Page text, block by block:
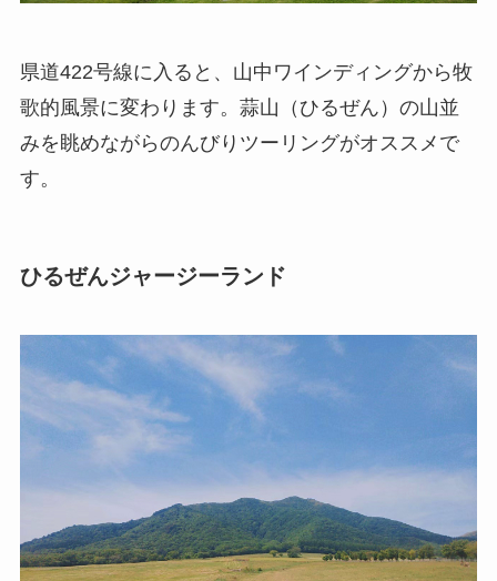
県道422号線に入ると、山中ワインディングから牧
歌的風景に変わります。蒜山（ひるぜん）の山並
みを眺めながらのんびりツーリングがオススメで
す。
ひるぜんジャージーランド